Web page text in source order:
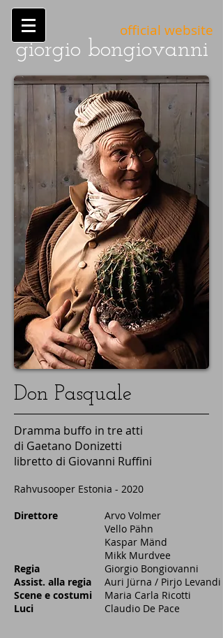
official website
giorgio bongiovanni
Don Pasquale
Dramma buffo in tre atti
di Gaetano Donizetti
libretto di Giovanni Ruffini
Rahvusooper Estonia - 2020
Direttore
Regia
Assist. alla regia
Scene e costumi
Luci
Arvo Volmer
Vello Pähn
Kaspar Mänd
​Mikk Murdvee
Giorgio Bongiovanni
Auri Jürna / Pirjo Levandi
Maria Carla Ricotti
Claudio De Pace